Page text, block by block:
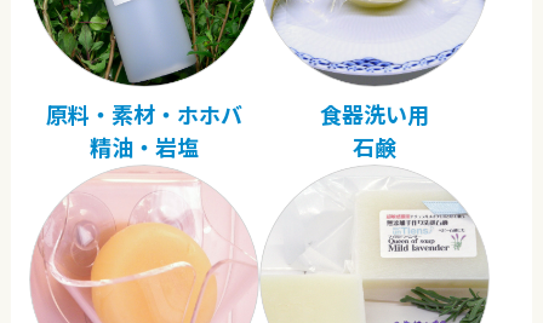
原料・素材・ホホバ
精油・岩塩
食器洗い用
石鹸